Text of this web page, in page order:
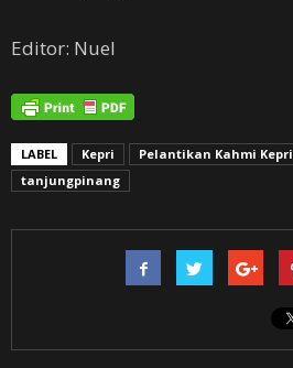
Editor: Nuel
LABEL Kepri Pelantikan Kahmi Kepri
tanjungpinang